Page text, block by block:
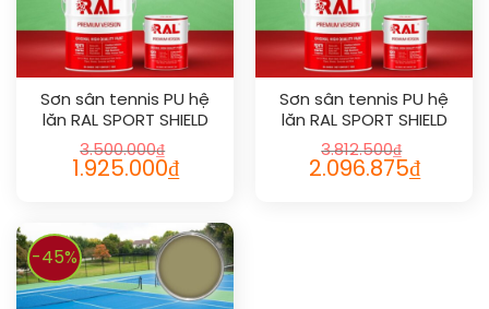
Sơn sân tennis PU hệ
lăn RAL SPORT SHIELD
1014
3.500.000₫
1.925.000₫
Sơn sân tennis PU hệ
lăn RAL SPORT SHIELD
1012
3.812.500₫
2.096.875₫
-45%